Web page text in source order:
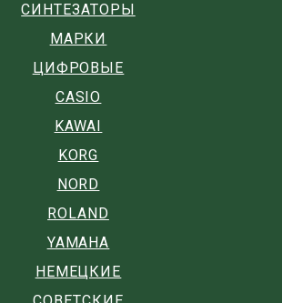
СИНТЕЗАТОРЫ
МАРКИ
ЦИФРОВЫЕ
CASIO
KAWAI
KORG
NORD
ROLAND
YAMAHA
НЕМЕЦКИЕ